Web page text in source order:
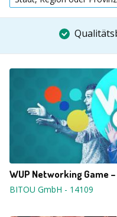
WUP Networking Game
BITOU GmbH - 14109